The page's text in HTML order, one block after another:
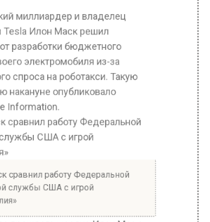
опубликовало
работу Федеральной
США с игрой
месяца Илон Маск
что уже 8 августа мир увидит